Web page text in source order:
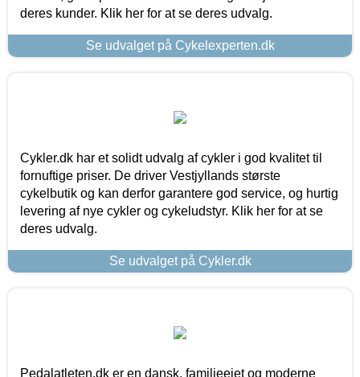
deres kunder. Klik her for at se deres udvalg.
Se udvalget på Cykelexperten.dk
Cykler.dk har et solidt udvalg af cykler i god kvalitet til
fornuftige priser. De driver Vestjyllands største
cykelbutik og kan derfor garantere god service, og hurtig
levering af nye cykler og cykeludstyr. Klik her for at se
deres udvalg.
Se udvalget på Cykler.dk
Pedalatleten.dk er en dansk, familieejet og moderne